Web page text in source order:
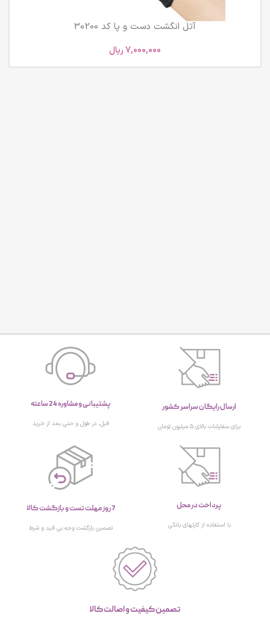
آتل انگشت دست و پا کد 30200
7,000,000ریال
ارسال رایگان سراسر کشور
برای سفارشات بالای ۵ میلیون تومان
پشتیبانی و مشاوره 24 ساعته
قبل، در طول و حتی بعد از خرید
پرداخت در محل
با استفاده از کارتهای بانکی
7 روز مهلت تست و بازگشت کالا
تصمین بازگشت وجه بی قید و شرط
تصمین کیفیت و اصالت کالا